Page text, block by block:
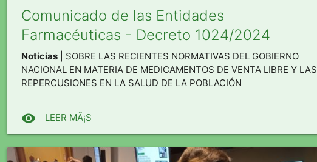
Comunicado de las Entidades
Farmacéuticas - Decreto 1024/2024
Noticias | SOBRE LAS RECIENTES NORMATIVAS DEL GOBIERNO
NACIONAL EN MATERIA DE MEDICAMENTOS DE VENTA LIBRE Y LAS
REPERCUSIONES EN LA SALUD DE LA POBLACIÓN
visibility LEER MÃ¡S